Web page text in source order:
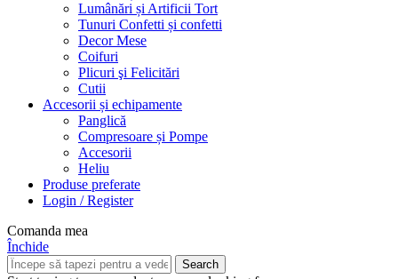
Lumânări și Artificii Tort
Tunuri Confetti și confetti
Decor Mese
Coifuri
Plicuri şi Felicitări
Cutii
Accesorii și echipamente
Panglică
Compresoare și Pompe
Accesorii
Heliu
Produse preferate
Login / Register
Comanda mea
Închide
Search